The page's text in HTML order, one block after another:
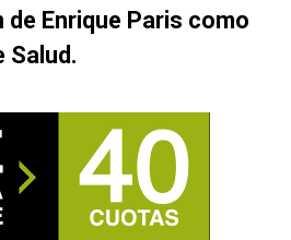
de Enrique Paris como
Salud.